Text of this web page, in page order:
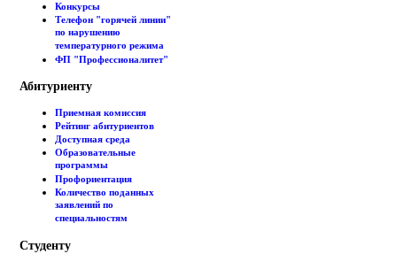
Конкурсы
Телефон "горячей линии"
по нарушению
температурного режима
ФП "Профессионалитет"
Абитуриенту
Приемная комиссия
Рейтинг абитуриентов
Доступная среда
Образовательные
программы
Профориентация
Количество поданных
заявлений по
специальностям
Студенту